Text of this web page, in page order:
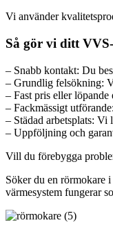
Vi använder
Så gör vi ditt
– Snabb kontakt: Du
– Grundlig felsökning:
– Fast pris eller
– Fackmässigt
– Städad arbetsplats:
– Uppföljning och
Vill du förebygga
Söker du en rörmokare
värmesystem fungerar